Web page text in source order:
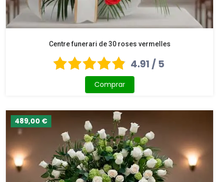
Centre funerari de 30 roses vermelles
4.91 / 5
Comprar
489,00 €